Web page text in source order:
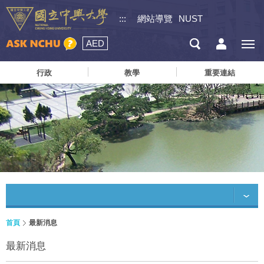
::: 網站導覽 NUST
AED
行政 教學 重要連結
首頁 最新消息
最新消息